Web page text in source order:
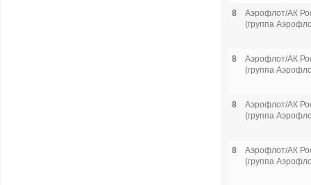
8
Аэрофлот/АК
(группа
8
Аэрофлот/АК
(группа
8
Аэрофлот/АК
(группа
8
Аэрофлот/АК
(группа